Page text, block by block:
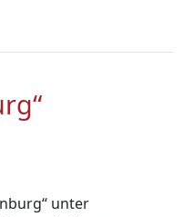
unter